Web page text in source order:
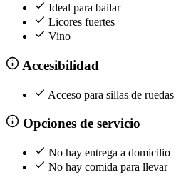
Ideal para bailar
Licores fuertes
Vino
Accesibilidad
Acceso para sillas de ruedas
Opciones de servicio
No hay entrega a domicilio
No hay comida para llevar